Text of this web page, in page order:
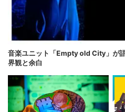
音楽ユニット「Empty old City」が
界観と余白